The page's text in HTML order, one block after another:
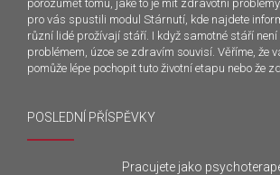
porozumět tomu, jaké to je mít zdravotní
pro vás spustili modul Stárnutí, kde najdete
různí lidé prožívají stáří. I když samotné stáří
problémem, úzce se zdravím souvisí. Věříme, že
pomůže lépe pochopit tuto životní etapu nebo že
POSLEDNÍ PŘÍSPĚVKY
Pracujete jako